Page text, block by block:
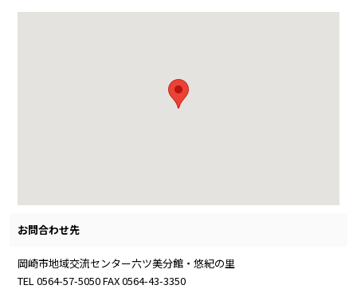
お問合わせ先
岡崎市地域交流センター六ツ美分館・悠紀の里
TEL 0564-57-5050 FAX 0564-43-3350